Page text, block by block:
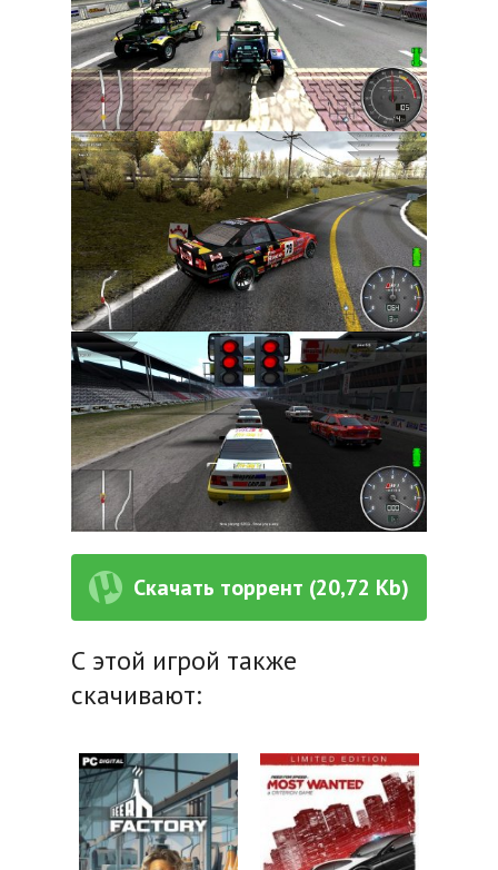
Скачать торрент (20,72 Kb)
С этой игрой также
скачивают: